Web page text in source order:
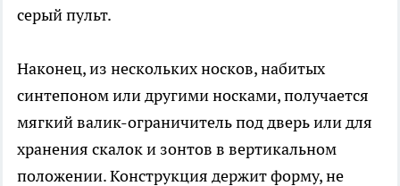
серый пульт.
Наконец, из нескольких носков, набитых
синтепоном или другими носками, получается
мягкий валик-ограничитель под дверь или для
хранения скалок и зонтов в вертикальном
положении. Конструкция держит форму, не